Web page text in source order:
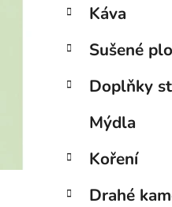
Káva
Sušené
Doplňky
Mýdla
Koření
Drahé